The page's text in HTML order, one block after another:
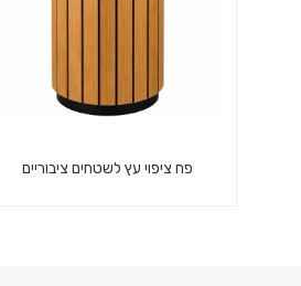
פח ציפוי עץ לשטחים ציבוריים